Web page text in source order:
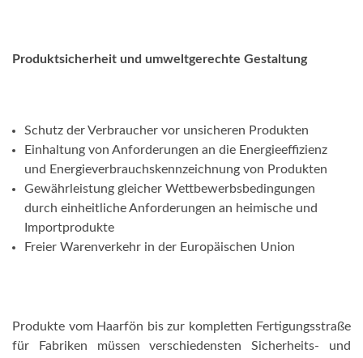
Produktsicherheit und umweltgerechte Gestaltung
Schutz der Verbraucher vor unsicheren Produkten
Einhaltung von Anforderungen an die Energieeffizienz
und Energieverbrauchskennzeichnung von Produkten
Gewährleistung gleicher Wettbewerbsbedingungen
durch einheitliche Anforderungen an heimische und
Importprodukte
Freier Warenverkehr in der Europäischen Union
Produkte vom Haarfön bis zur kompletten Fertigungsstraße
für Fabriken müssen verschiedensten Sicherheits- und